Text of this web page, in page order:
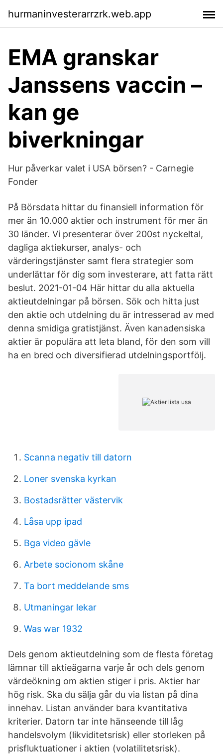
hurmaninvesterarrzrk.web.app
EMA granskar
Janssens vaccin –
kan ge
biverkningar
Hur påverkar valet i USA börsen? - Carnegie
Fonder
På Börsdata hittar du finansiell information för
mer än 10.000 aktier och instrument för mer än
30 länder. Vi presenterar över 200st nyckeltal,
dagliga aktiekurser, analys- och
värderingstjänster samt flera strategier som
underlättar för dig som investerare, att fatta rätt
beslut. 2021-01-04 Här hittar du alla aktuella
aktieutdelningar på börsen. Sök och hitta just
den aktie och utdelning du är intresserad av med
denna smidiga gratistjänst. Även kanadensiska
aktier är populära att leta bland, för den som vill
ha en bred och diversifierad utdelningsportfölj.
Scanna negativ till datorn
Loner svenska kyrkan
Bostadsrätter västervik
Låsa upp ipad
Bga video gävle
Arbete socionom skåne
Ta bort meddelande sms
Utmaningar lekar
Was war 1932
Dels genom aktieutdelning som de flesta företag
lämnar till aktieägarna varje år och dels genom
värdeökning om aktien stiger i pris. Aktier har
hög risk. Ska du sälja går du via listan på dina
innehav. Listan använder bara kvantitativa
kriterier. Datorn tar inte hänseende till låg
handelsvolym (likviditetsrisk) eller storleken på
prisfluktuationer i aktien (volatilitetsrisk).